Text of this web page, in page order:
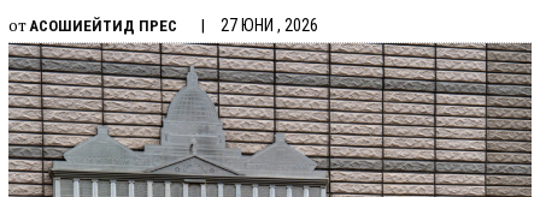
от АСОШИЕЙТИД ПРЕС 27 ЮНИ , 2026